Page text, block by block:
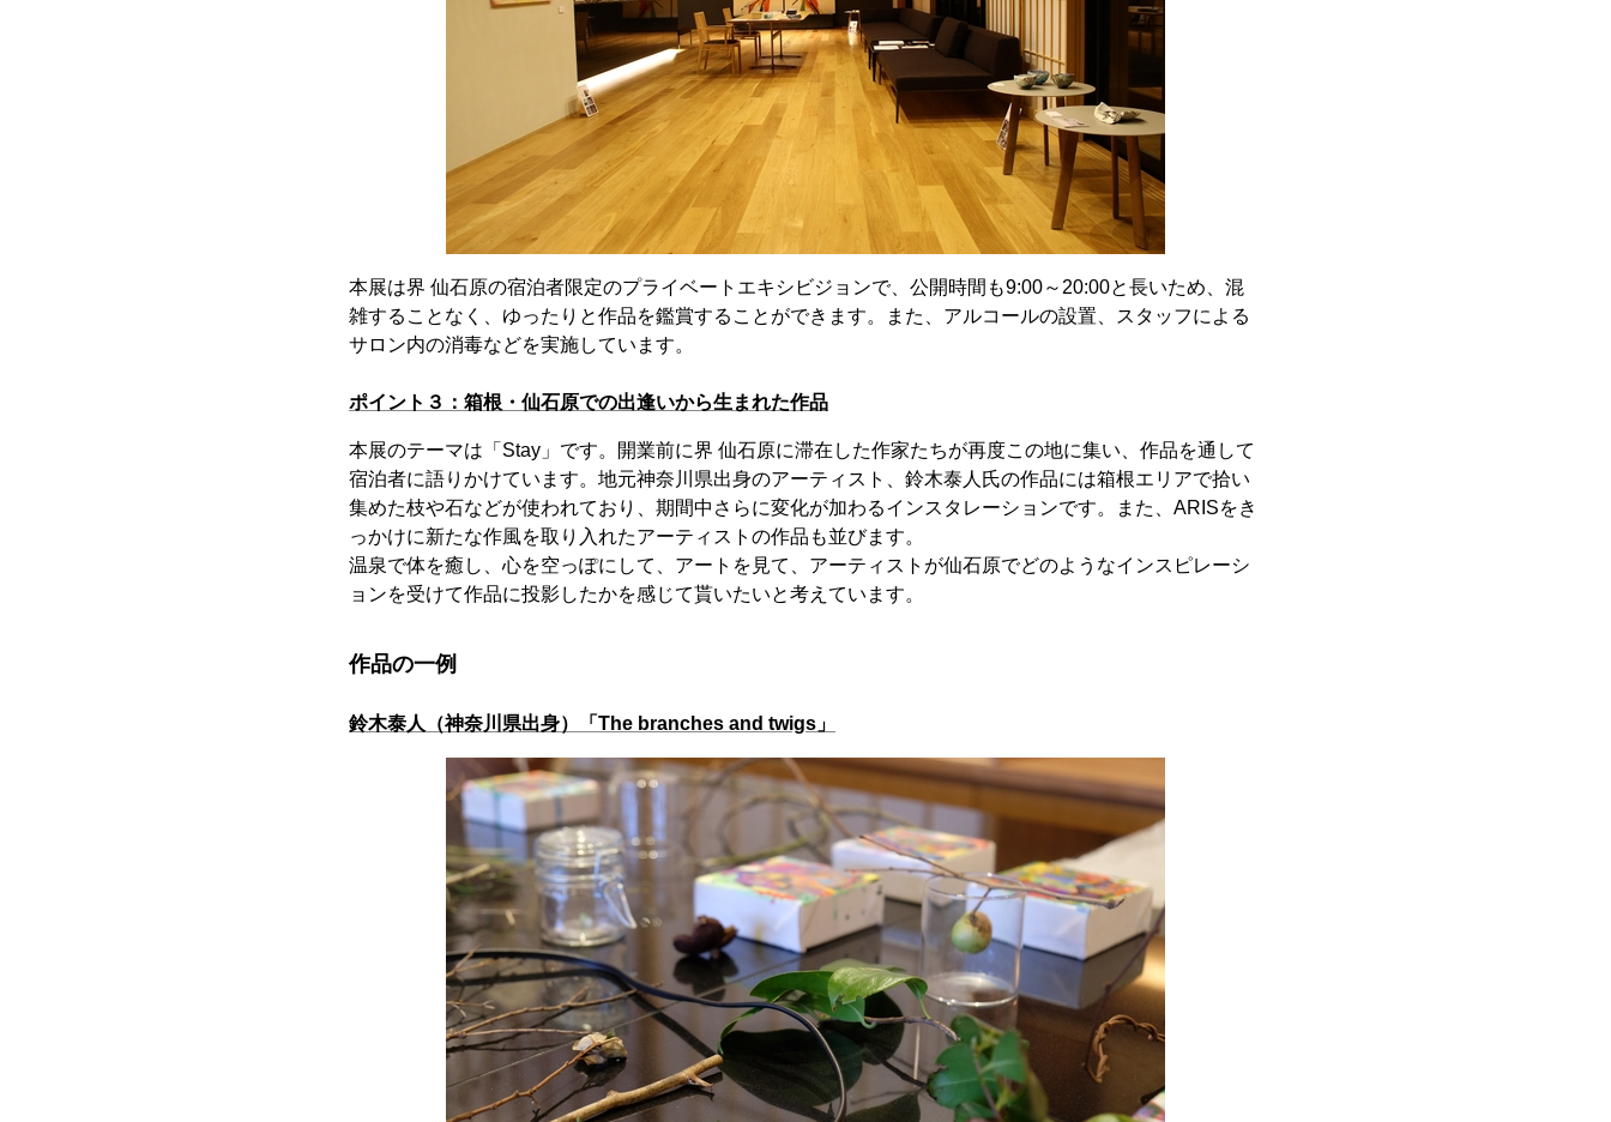
本展は界 仙石原の宿泊者限定のプライベートエキシビジョンで、公開時間も9:00～20:00と長いため、混
雑することなく、ゆったりと作品を鑑賞することができます。また、アルコールの設置、スタッフによる
サロン内の消毒などを実施しています。
ポイント３：箱根・仙石原での出逢いから生まれた作品
本展のテーマは「Stay」です。開業前に界 仙石原に滞在した作家たちが再度この地に集い、作品を通して
宿泊者に語りかけています。地元神奈川県出身のアーティスト、鈴木泰人氏の作品には箱根エリアで拾い
集めた枝や石などが使われており、期間中さらに変化が加わるインスタレーションです。また、ARISをき
っかけに新たな作風を取り入れたアーティストの作品も並びます。
温泉で体を癒し、心を空っぽにして、アートを見て、アーティストが仙石原でどのようなインスピレーシ
ョンを受けて作品に投影したかを感じて貰いたいと考えています。
作品の一例
鈴木泰人（神奈川県出身）「The branches and twigs」